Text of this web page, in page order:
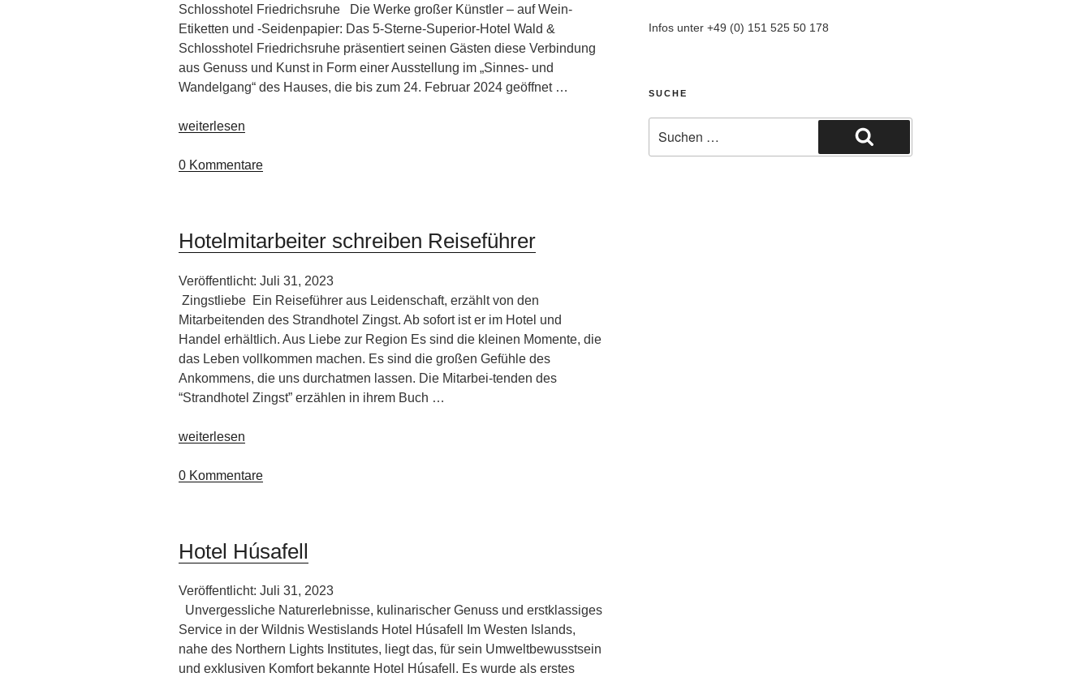
Schlosshotel Friedrichsruhe Die Werke großer Künstler – auf Wein-
Etiketten und -Seidenpapier: Das 5-Sterne-Superior-Hotel Wald &
Schlosshotel Friedrichsruhe präsentiert seinen Gästen diese Verbindung
aus Genuss und Kunst in Form einer Ausstellung im „Sinnes- und
Wandelgang“ des Hauses, die bis zum 24. Februar 2024 geöffnet …
„Wald
Schlosshotel
weiterlesen
0 Kommentare
Hotelmitarbeiter schreiben Reiseführer
Veröffentlicht: Juli 31, 2023
Zingstliebe Ein Reiseführer aus Leidenschaft, erzählt von den
Mitarbeitenden des Strandhotel Zingst. Ab sofort ist er im Hotel und
Handel erhältlich. Aus Liebe zur Region Es sind die kleinen Momente, die
das Leben vollkommen machen. Es sind die großen Gefühle des
Ankommens, die uns durchatmen lassen. Die Mitarbei-tenden des
“Strandhotel Zingst” erzählen in ihrem Buch …
„Hotelmitarbeiter
Reiseführer“
weiterlesen
0 Kommentare
Hotel Húsafell
Veröffentlicht: Juli 31, 2023
Unvergessliche Naturerlebnisse, kulinarischer Genuss und erstklassiges
Service in der Wildnis Westislands Hotel Húsafell Im Westen Islands,
nahe des Northern Lights Institutes, liegt das, für sein Umweltbewusstsein
und exklusiven Komfort bekannte Hotel Húsafell. Es wurde als erstes
Infos unter +49 (0) 151 525 50 178
SUCHE
nach:
Suchen